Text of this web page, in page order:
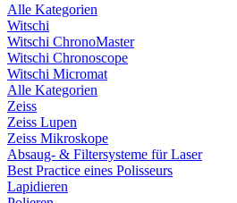
Alle Kategorien
Witschi
Witschi ChronoMaster
Witschi Chronoscope
Witschi Micromat
Alle Kategorien
Zeiss
Zeiss Lupen
Zeiss Mikroskope
Absaug- & Filtersysteme für Laser
Best Practice eines Polisseurs
Lapidieren